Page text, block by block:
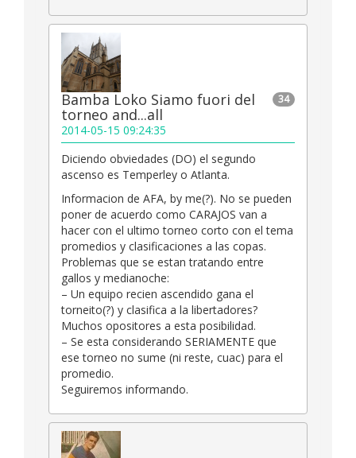
34
Bamba Loko Siamo fuori del
torneo and...all
2014-05-15 09:24:35
Diciendo obviedades (DO) el segundo
ascenso es Temperley o Atlanta.
Informacion de AFA, by me(?). No se pueden
poner de acuerdo como CARAJOS van a
hacer con el ultimo torneo corto con el tema
promedios y clasificaciones a las copas.
Problemas que se estan tratando entre
gallos y medianoche:
– Un equipo recien ascendido gana el
torneito(?) y clasifica a la libertadores?
Muchos opositores a esta posibilidad.
– Se esta considerando SERIAMENTE que
ese torneo no sume (ni reste, cuac) para el
promedio.
Seguiremos informando.